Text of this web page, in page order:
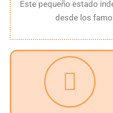
Este pequeño estado
desde los